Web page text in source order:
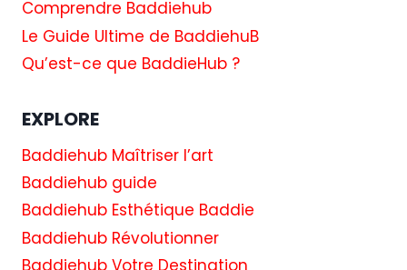
Comprendre Baddiehub
Le Guide Ultime de BaddiehuB
Qu’est-ce que BaddieHub ?
EXPLORE
Baddiehub Maîtriser l’art
Baddiehub guide
Baddiehub Esthétique Baddie
Baddiehub Révolutionner
Baddiehub Votre Destination